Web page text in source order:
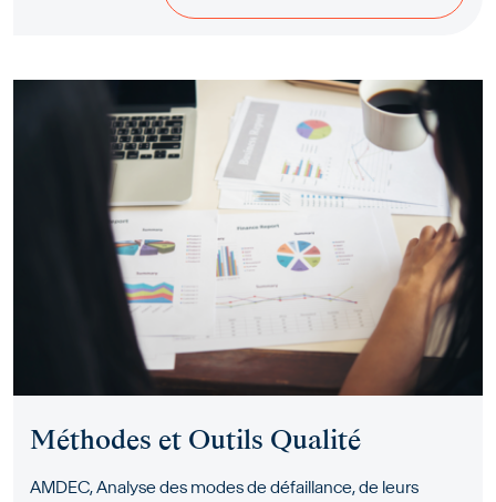
Méthodes et Outils Qualité
AMDEC, Analyse des modes de défaillance, de leurs